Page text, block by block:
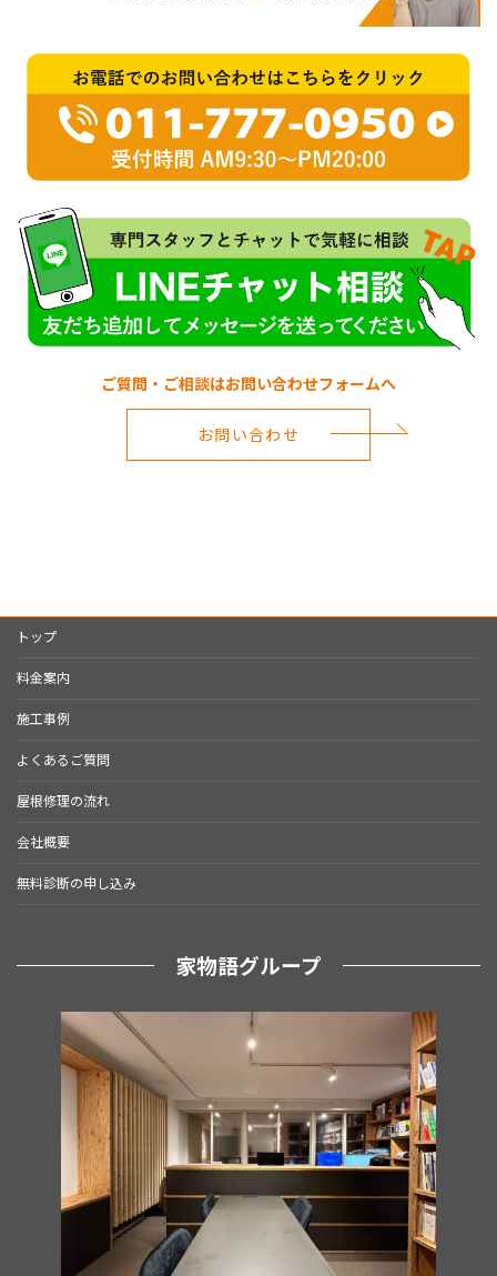
ご質問・ご相談はお問い合わせフォームへ
お問い合わせ
トップ
料金案内
施工事例
よくあるご質問
屋根修理の流れ
会社概要
無料診断の申し込み
家物語グループ